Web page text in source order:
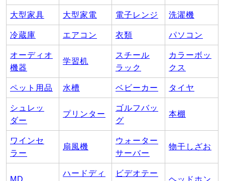
大型家具 大型家電 電子レンジ 洗濯機
冷蔵庫 エアコン 衣類 パソコン
オーディオ
機器
学習机
スチール
ラック
カラーボッ
クス
ペット用品 水槽 ベビーカー タイヤ
シュレッ
ダー
プリンター
ゴルフバッ
グ
本棚
ワインセ
ラー
扇風機
ウォーター
サーバー
物干しざお
ハードディ ビデオテー